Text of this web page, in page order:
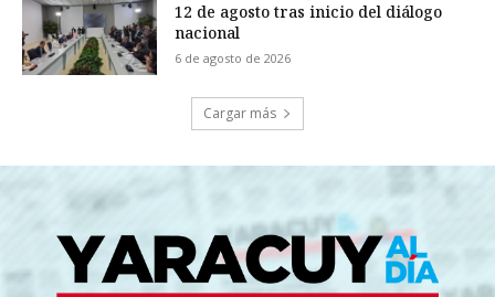
12 de agosto tras inicio del diálogo
nacional
6 de agosto de 2026
Cargar más